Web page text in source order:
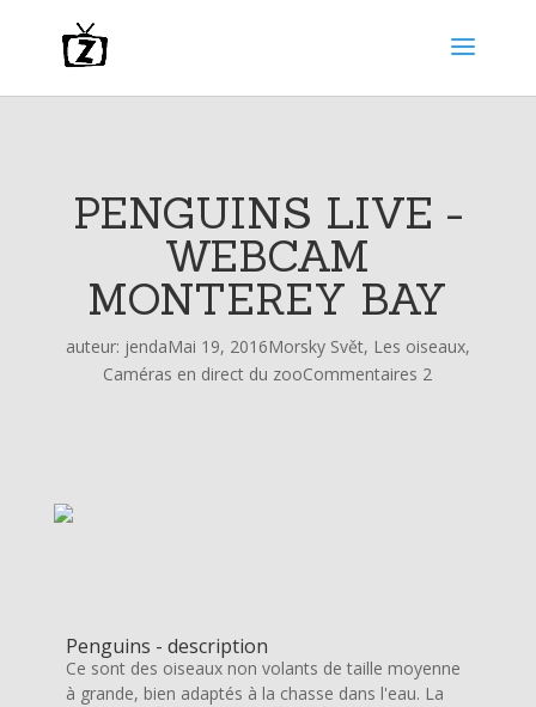
PENGUINS LIVE -
WEBCAM
MONTEREY BAY
auteur: jendaMai 19, 2016Morsky Svět, Les oiseaux,
Caméras en direct du zooCommentaires 2
Penguins - description
Ce sont des oiseaux non volants de taille moyenne
à grande, bien adaptés à la chasse dans l'eau. La